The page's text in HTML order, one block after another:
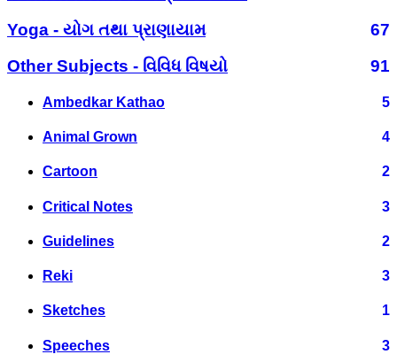
Yoga - યોગ તથા પ્રાણાયામ
67
Other Subjects - વિવિધ વિષયો
91
Ambedkar Kathao 5
Animal Grown 4
Cartoon 2
Critical Notes 3
Guidelines 2
Reki 3
Sketches 1
Speeches 3